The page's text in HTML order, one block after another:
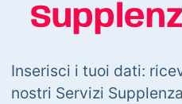
Inserisci i tuoi dati:
nostri Servizi